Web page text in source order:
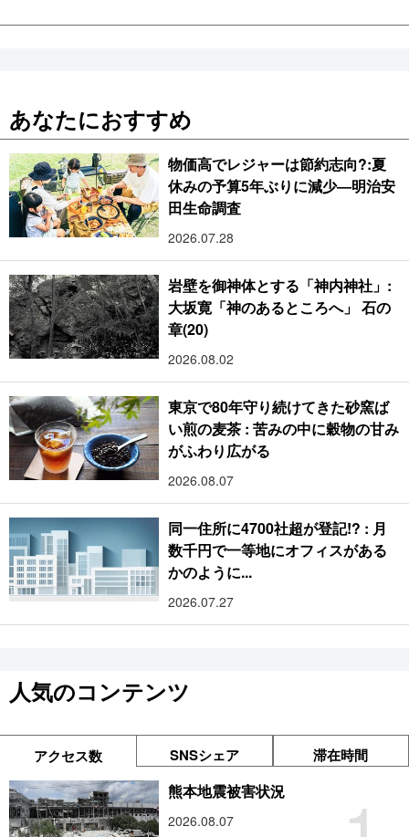
あなたにおすすめ
物価高でレジャーは節約志向?:夏
休みの予算5年ぶりに減少―明治安
田生命調査
2026.07.28
岩壁を御神体とする「神内神社」:
大坂寛「神のあるところへ」 石の
章(20)
2026.08.02
東京で80年守り続けてきた砂窯ば
い煎の麦茶 : 苦みの中に穀物の甘み
がふわり広がる
2026.08.07
同一住所に4700社超が登記!? : 月
数千円で一等地にオフィスがある
かのように...
2026.07.27
人気のコンテンツ
アクセス数 SNSシェア 滞在時間
熊本地震被害状況
2026.08.07